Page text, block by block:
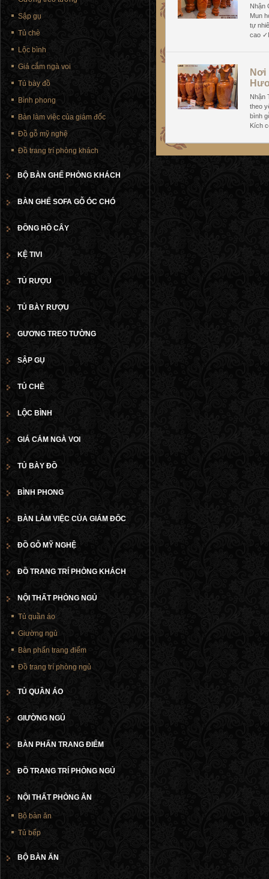
Nhận
Mun
tự
cao
Nơi
Nhận
theo
bình
Kích
Sập gụ
Tủ chè
Lộc bình
Giá cắm ngà voi
Tủ bày đồ
Bình phong
Bàn làm việc của giám đốc
Đồ gỗ mỹ nghệ
Đồ trang trí phòng khách
BỘ BÀN GHẾ PHÒNG KHÁCH
BÀN GHẾ SOFA GỖ ÓC CHÓ
ĐỒNG HỒ CÂY
KỆ TIVI
TỦ RƯỢU
TỦ BÀY RƯỢU
GƯƠNG TREO TƯỜNG
SẬP GỤ
TỦ CHÈ
LỘC BÌNH
GIÁ CẮM NGÀ VOI
TỦ BÀY ĐỒ
BÌNH PHONG
BÀN LÀM VIỆC CỦA GIÁM ĐỐC
ĐỒ GỖ MỸ NGHỆ
ĐỒ TRANG TRÍ PHÒNG KHÁCH
NỘI THẤT PHÒNG NGỦ
Tủ quần áo
Giường ngủ
Bàn phấn trang điểm
Đồ trang trí phòng ngủ
TỦ QUẦN ÁO
GIƯỜNG NGỦ
BÀN PHẤN TRANG ĐIỂM
ĐỒ TRANG TRÍ PHÒNG NGỦ
NỘI THẤT PHÒNG ĂN
Bộ bàn ăn
Tủ bếp
BỘ BÀN ĂN